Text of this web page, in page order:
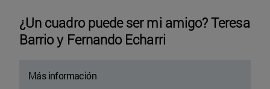
¿Un cuadro puede ser mi amigo? Teresa
Barrio y Fernando Echarri
Más información